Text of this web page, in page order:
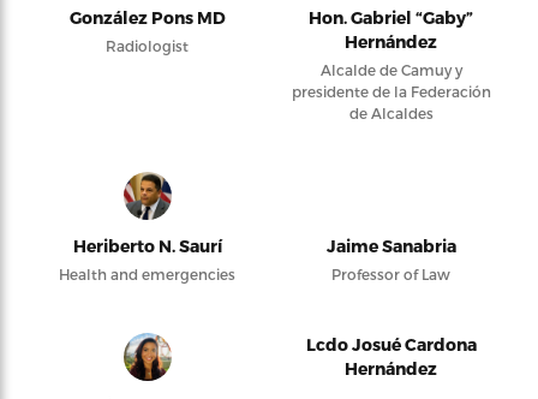
González Pons MD
Radiologist
Hon. Gabriel “Gaby”
Hernández
Alcalde de Camuy y
presidente de la Federación
de Alcaldes
Heriberto N. Saurí
Health and emergencies
Jaime Sanabria
Professor of Law
Lcdo Josué Cardona
Hernández